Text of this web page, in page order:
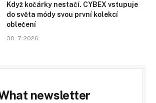
Když kočárky nestačí. CYBEX vstupuje
do světa módy svou první kolekcí
oblečení
30. 7. 2026
newsletter